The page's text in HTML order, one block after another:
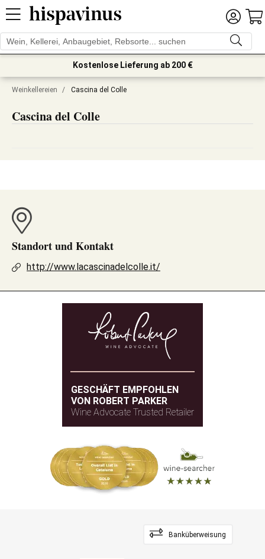
Kostenlose Lieferung ab 200 €
Weinkellereien / Cascina del Colle
Cascina del Colle
Standort und Kontakt
http://www.lacascinadelcolle.it/
GESCHÄFT EMPFOHLEN
VON ROBERT PARKER
Wine Advocate Trusted Retailer
Banküberweisung